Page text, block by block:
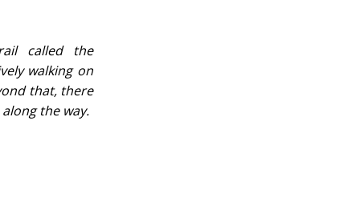
called the
walking on
that, there
the way.